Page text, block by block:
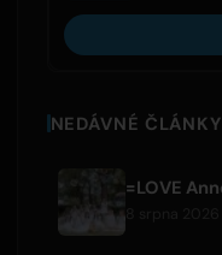
NEDÁVNÉ ČLÁNKY